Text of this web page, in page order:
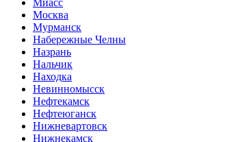
Миасс
Москва
Мурманск
Набережные Челны
Назрань
Нальчик
Находка
Невинномысск
Нефтекамск
Нефтеюганск
Нижневартовск
Нижнекамск